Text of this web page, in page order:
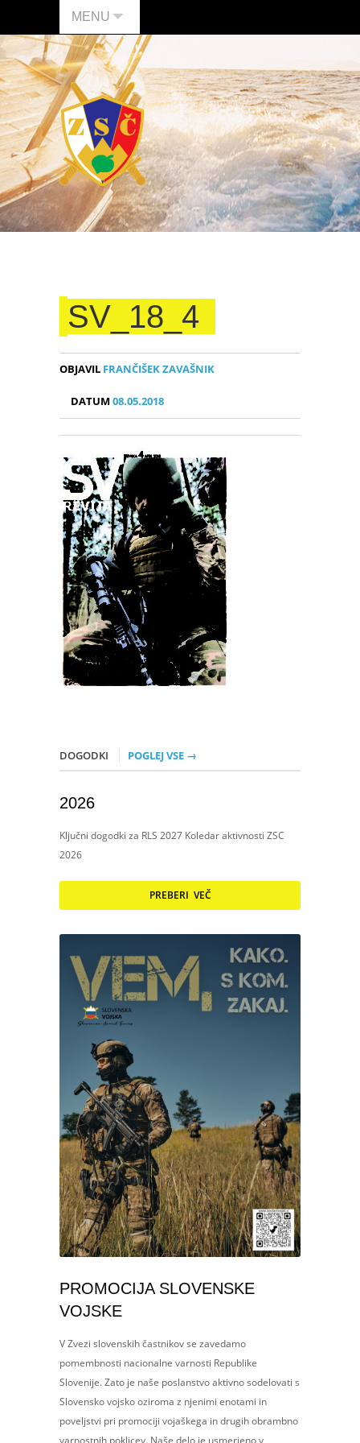
MENU
SV_18_4
OBJAVIL FRANČIŠEK ZAVAŠNIK
DATUM08.05.2018
DOGODKI POGLEJ VSE →
2026
Ključni dogodki za RLS 2027 Koledar aktivnosti ZSC
2026
PREBERI VEČ
PROMOCIJA SLOVENSKE
VOJSKE
V Zvezi slovenskih častnikov se zavedamo
pomembnosti nacionalne varnosti Republike
Slovenije. Zato je naše poslanstvo aktivno sodelovati s
Slovensko vojsko oziroma z njenimi enotami in
poveljstvi pri promociji vojaškega in drugih obrambno
varnostnih poklicev. Naše delo je usmerjeno v